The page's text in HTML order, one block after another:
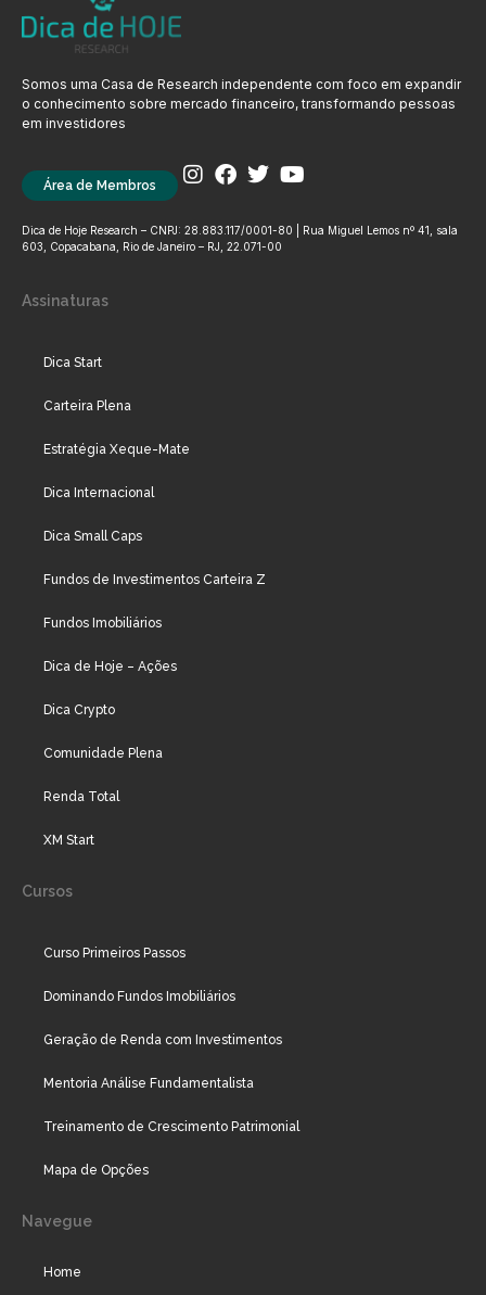
Somos uma Casa de Research independente com foco em expandir
o conhecimento sobre mercado financeiro, transformando pessoas
em investidores
Área de Membros
Dica de Hoje Research – CNPJ: 28.883.117/0001-80 | Rua Miguel Lemos nº 41, sala
603, Copacabana, Rio de Janeiro – RJ, 22.071-00
Assinaturas
Dica Start
Carteira Plena
Estratégia Xeque-Mate
Dica Internacional
Dica Small Caps
Fundos de Investimentos Carteira Z
Fundos Imobiliários
Dica de Hoje – Ações
Dica Crypto
Comunidade Plena
Renda Total
XM Start
Cursos
Curso Primeiros Passos
Dominando Fundos Imobiliários
Geração de Renda com Investimentos
Mentoria Análise Fundamentalista
Treinamento de Crescimento Patrimonial
Mapa de Opções
Navegue
Home